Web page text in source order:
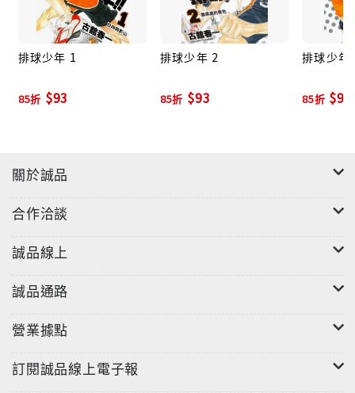
排球少年 1
85折 $93
排球少年 2
85折 $93
排球少年
85折 $93
關於誠品
合作洽談
誠品線上
誠品通路
營業據點
訂閱誠品線上電子報